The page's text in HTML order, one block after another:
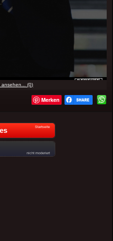
ansehen... (0)
Merken
Startseite
nicht moderiert